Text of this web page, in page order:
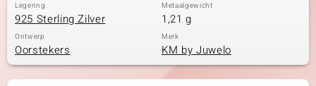
Legering
925 Sterling Zilver
Metaalgewicht
1,21 g
Ontwerp
Oorstekers
Merk
KM by Juwelo